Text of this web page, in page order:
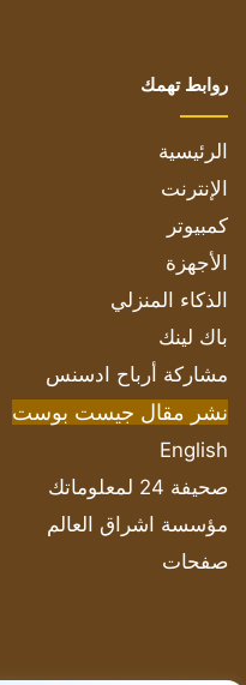
روابط تهمك
الرئيسية
الإنترنت
كمبيوتر
الأجهزة
الذكاء المنزلي
باك لينك
مشاركة أرباح ادسنس
نشر مقال جيست بوست
English
صحيفة 24 لمعلوماتك
مؤسسة اشراق العالم
صفحات